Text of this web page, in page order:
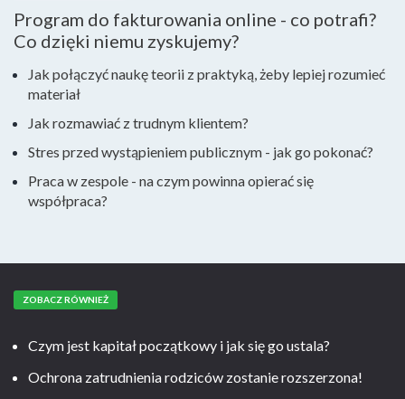
Program do fakturowania online - co potrafi?
Co dzięki niemu zyskujemy?
Jak połączyć naukę teorii z praktyką, żeby lepiej rozumieć
materiał
Jak rozmawiać z trudnym klientem?
Stres przed wystąpieniem publicznym - jak go pokonać?
Praca w zespole - na czym powinna opierać się
współpraca?
ZOBACZ RÓWNIEŻ
Czym jest kapitał początkowy i jak się go ustala?
Ochrona zatrudnienia rodziców zostanie rozszerzona!